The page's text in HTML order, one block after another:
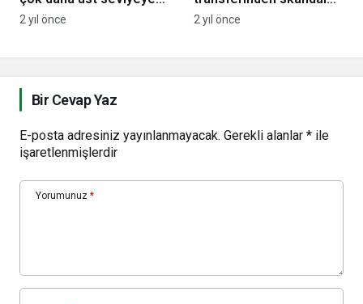
taşıyacağız”
2 yıl önce
Ebrar Karakurt sözleri
2 yıl önce
Bir Cevap Yaz
E-posta adresiniz yayınlanmayacak. Gerekli alanlar * ile
işaretlenmişlerdir
Yorumunuz *